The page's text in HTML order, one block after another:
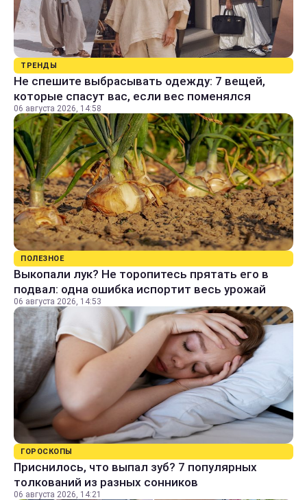
ТРЕНДЫ
Не спешите выбрасывать одежду: 7 вещей,
которые спасут вас, если вес поменялся
06 августа 2026, 14:58
ПОЛЕЗНОЕ
Выкопали лук? Не торопитесь прятать его в
подвал: одна ошибка испортит весь урожай
06 августа 2026, 14:53
ГОРОСКОПЫ
Приснилось, что выпал зуб? 7 популярных
толкований из разных сонников
06 августа 2026, 14:21